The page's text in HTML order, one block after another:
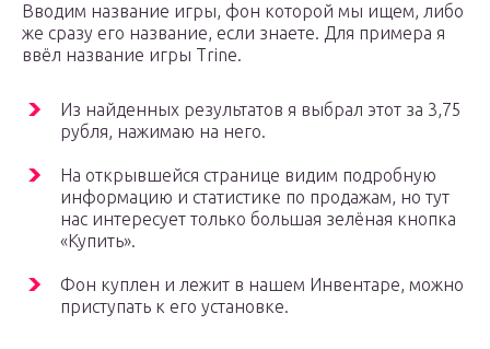
Вводим название игры, фон которой мы ищем, либо
же сразу его название, если знаете. Для примера я
ввёл название игры Trine.
Из найденных результатов я выбрал этот за 3,75
рубля, нажимаю на него.
На открывшейся странице видим подробную
информацию и статистике по продажам, но тут
нас интересует только большая зелёная кнопка
«Купить».
Фон куплен и лежит в нашем Инвентаре, можно
приступать к его установке.